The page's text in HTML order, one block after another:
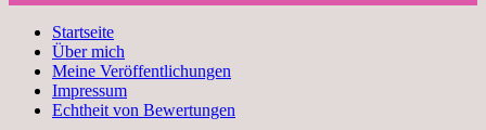
Startseite
Über mich
Meine Veröffentlichungen
Impressum
Echtheit von Bewertungen